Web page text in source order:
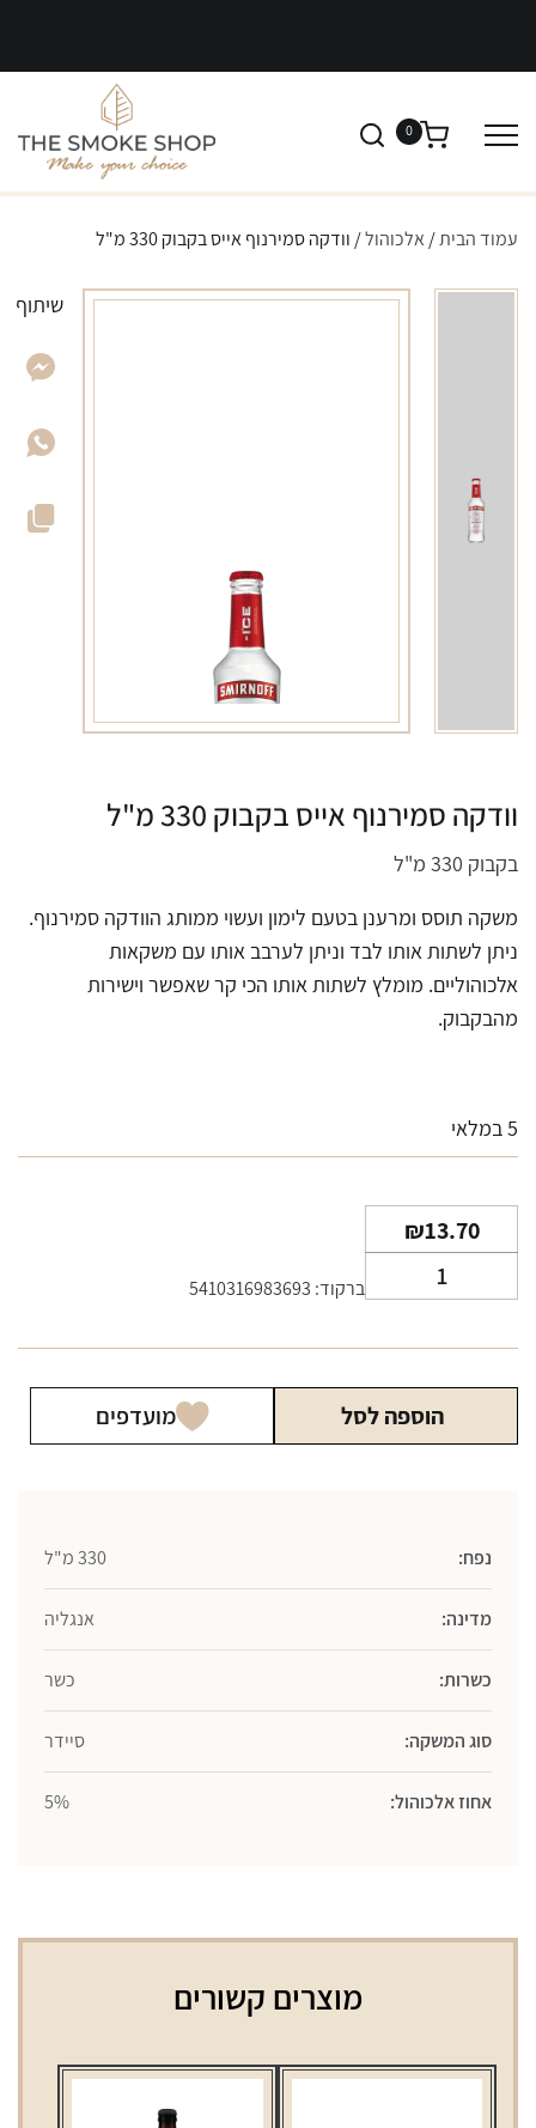
0
עמוד הבית/ אלכוהול/ וודקה סמירנוף אייס בקבוק 330 מ"ל
וודקה סמירנוף אייס בקבוק 330 מ"ל
בקבוק 330 מ"ל
משקה תוסס ומרענן בטעם לימון ועשוי ממותג הוודקה סמירנוף.
ניתן לשתות אותו לבד וניתן לערבב אותו עם משקאות
אלכוהוליים. מומלץ לשתות אותו הכי קר שאפשר וישירות
מהבקבוק.
5 במלאי
₪13.70
של
ברקוד: 5410316983693
הוספה לסל מועדפים
נפח: 330 מ"ל
מדינה: אנגליה
כשרות: כשר
סוג המשקה: סיידר
אחוז אלכוהול: 5%
שיתוף
מוצרים קשורים